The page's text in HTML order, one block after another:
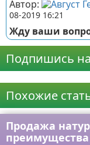
Автор:
08-2019 16:21
Жду ваши
Подпишись
Похожие
Продажа
преимущества